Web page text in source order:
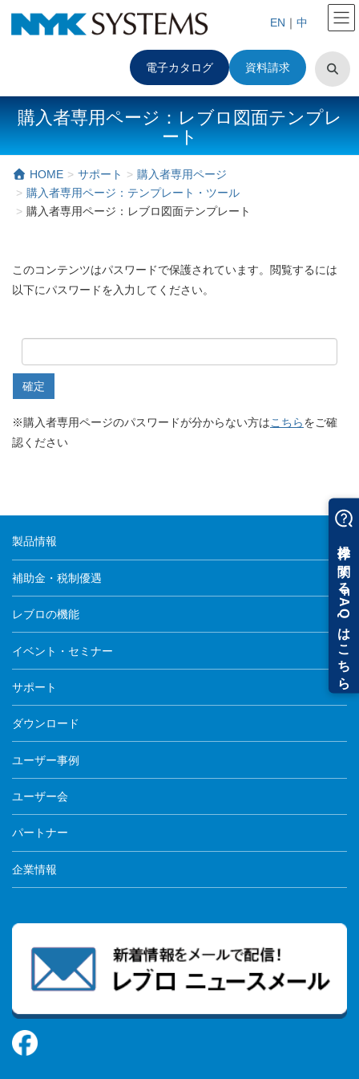
EN ｜ 中
電子カタログ 資料請求
購入者専用ページ：レブロ図面テンプレ
ート
HOME サポート
購入者専用ページ
購入者専用ページ：テンプレート・ツール
購入者専用ページ：レブロ図面テンプレート
このコンテンツはパスワードで保護されています。閲覧するには
以下にパスワードを入力してください。
※購入者専用ページのパスワードが分からない方はこちらをご確
認ください
製品情報
補助金・税制優遇
レブロの機能
イベント・セミナー
サポート
ダウンロード
ユーザー事例
ユーザー会
パートナー
企業情報